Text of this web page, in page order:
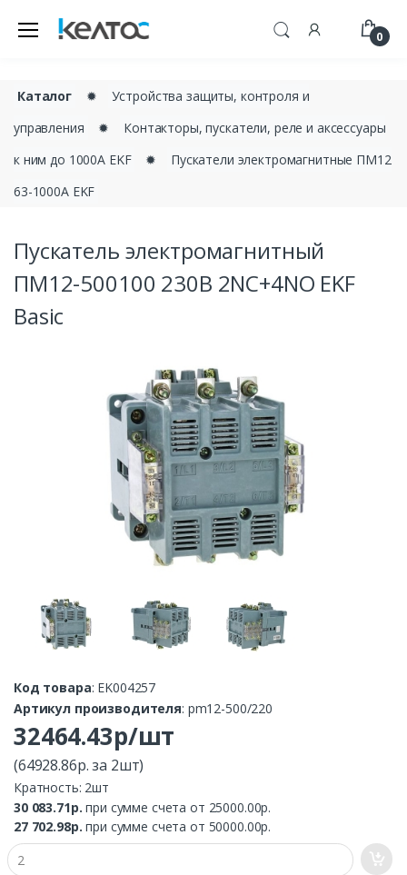
0
Каталог ✹
Устройства защиты, контроля и
управления
✹
Контакторы, пускатели, реле и аксессуары
к ним до 1000А EKF
✹
Пускатели электромагнитные ПМ12
63-1000А EKF
Пускатель электромагнитный
ПМ12-500100 230В 2NC+4NO EKF
Basic
Код товара: EK004257
Артикул производителя: pm12-500/220
32464.43р/шт
(64928.86р. за 2шт)
Кратность: 2шт
30 083.71р.при сумме счета от 25000.00р.
27 702.98р.при сумме счета от 50000.00р.